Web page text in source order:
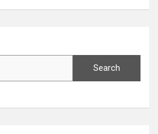
Search